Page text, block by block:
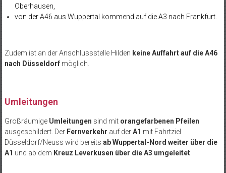
Oberhausen,
von der A46 aus Wuppertal kommend auf die A3 nach Frankfurt.
Zudem ist an der Anschlussstelle Hilden keine Auffahrt auf die A46
nach Düsseldorfmöglich.
Umleitungen
Großräumige Umleitungen sind mit orangefarbenen Pfeilen
ausgeschildert. Der Fernverkehr auf derA1 mit Fahrtziel
Düsseldorf/Neuss wird bereits ab Wuppertal-Nord weiter über die
A1 und ab dem Kreuz Leverkusen über die A3 umgeleitet.